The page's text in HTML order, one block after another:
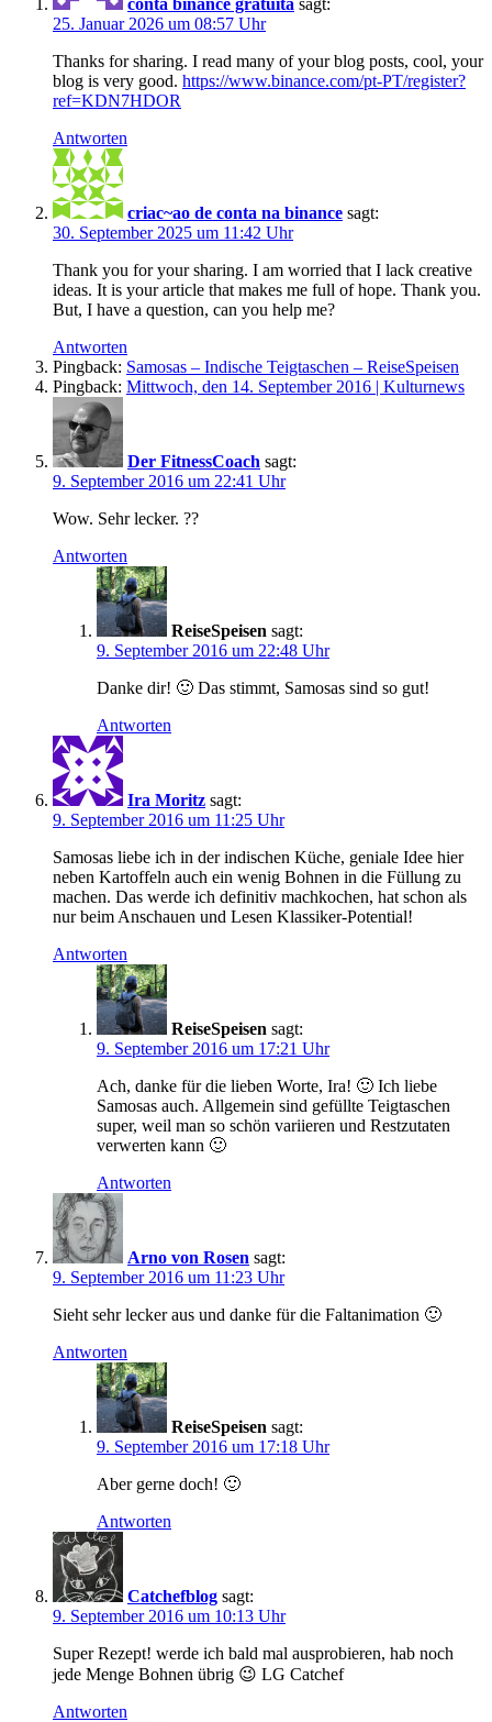
25. Januar 2026 um 08:57 Uhr
Thanks for sharing. I read many of your blog posts, cool, your
blog is very good. https://www.binance.com/pt-PT/register?
ref=KDN7HDOR
Antworten
criac~ao de conta na binance sagt:
30. September 2025 um 11:42 Uhr
Thank you for your sharing. I am worried that I lack creative
ideas. It is your article that makes me full of hope. Thank you.
But, I have a question, can you help me?
Antworten
Pingback: Samosas – Indische Teigtaschen – ReiseSpeisen
Pingback: Mittwoch, den 14. September 2016 | Kulturnews
Der FitnessCoach sagt:
9. September 2016 um 22:41 Uhr
Wow. Sehr lecker. ??
Antworten
ReiseSpeisen sagt:
9. September 2016 um 22:48 Uhr
Danke dir! 🙂 Das stimmt, Samosas sind so gut!
Antworten
Ira Moritz sagt:
9. September 2016 um 11:25 Uhr
Samosas liebe ich in der indischen Küche, geniale Idee hier
neben Kartoffeln auch ein wenig Bohnen in die Füllung zu
machen. Das werde ich definitiv machkochen, hat schon als
nur beim Anschauen und Lesen Klassiker-Potential!
Antworten
ReiseSpeisen sagt:
9. September 2016 um 17:21 Uhr
Ach, danke für die lieben Worte, Ira! 🙂 Ich liebe
Samosas auch. Allgemein sind gefüllte Teigtaschen
super, weil man so schön variieren und Restzutaten
verwerten kann 🙂
Antworten
Arno von Rosen sagt:
9. September 2016 um 11:23 Uhr
Sieht sehr lecker aus und danke für die Faltanimation 🙂
Antworten
ReiseSpeisen sagt:
9. September 2016 um 17:18 Uhr
Aber gerne doch! 🙂
Antworten
Catchefblog sagt:
9. September 2016 um 10:13 Uhr
Super Rezept! werde ich bald mal ausprobieren, hab noch
jede Menge Bohnen übrig 😉 LG Catchef
Antworten